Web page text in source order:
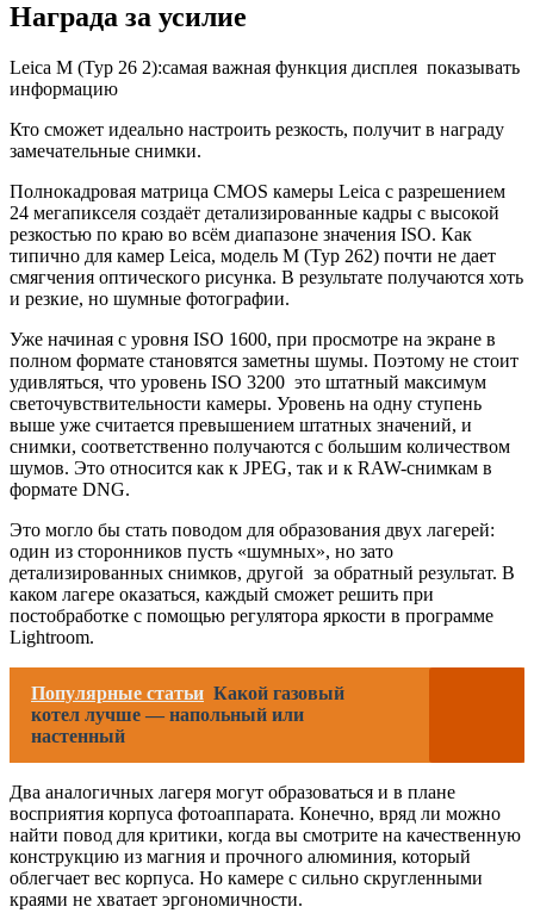
Награда за усилие
Leica M (Typ 26 2):самая важная функция дисплея ­ показывать
информацию
Кто сможет идеально настроить резкость, получит в награду
замечательные снимки.
Полнокадровая матрица CMOS камеры Leica с разрешением
24 мегапикселя создаёт детализированные кадры с высокой
резкостью по краю во всём диапазоне значения ISO. Как
типично для камер Leica, модель M (Typ 262) почти не дает
смягчения оптического рисунка. В результате получаются хоть
и резкие, но шумные фотографии.
Уже начиная с уровня ISO 1600, при просмотре на экране в
полном формате становятся заметны шумы. Поэтому не стоит
удивляться, что уровень ISO 3200 ­ это штатный максимум
светочувствительности камеры. Уровень на одну ступень
выше уже считается превышением штатных значений, и
снимки, соответственно получаются с большим количеством
шумов. Это относится как к JPEG, так и к RAW-снимкам в
формате DNG.
Это могло бы стать поводом для образования двух лагерей:
один из сторонников пусть «шумных», но зато
детализированных снимков, другой ­ за обратный результат. В
каком лагере оказаться, каждый сможет решить при
постобработке с помощью регулятора яркости в программе
Lightroom.
Популярные статьи Какой газовый
котел лучше — напольный или
настенный
Два аналогичных лагеря могут образоваться и в плане
восприятия корпуса фотоаппарата. Конечно, вряд ли можно
найти повод для критики, когда вы смотрите на качественную
конструкцию из магния и прочного алюминия, который
облегчает вес корпуса. Но камере с сильно скругленными
краями не хватает эргономичности.